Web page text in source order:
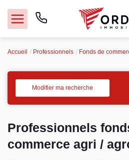
Acheter
Vendre
Accueil Professionnels Fonds de
Modifier ma recherche
Professionnels
commerce agri /